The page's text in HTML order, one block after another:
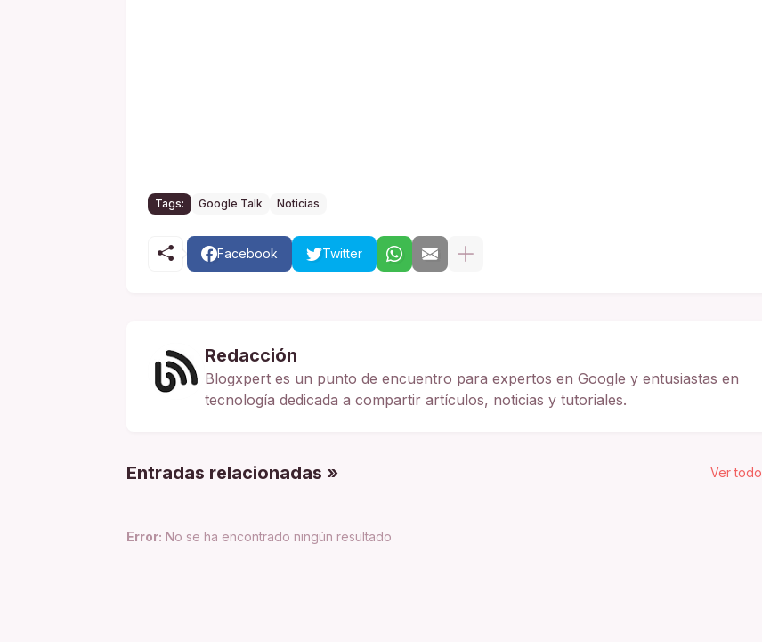
Tags: Google Talk Noticias
Facebook Twitter
Redacción
Blogxpert es un punto de encuentro para expertos en Google y entusiastas en
tecnología dedicada a compartir artículos, noticias y tutoriales.
Entradas relacionadas » Ver todo
Error: No se ha encontrado ningún resultado